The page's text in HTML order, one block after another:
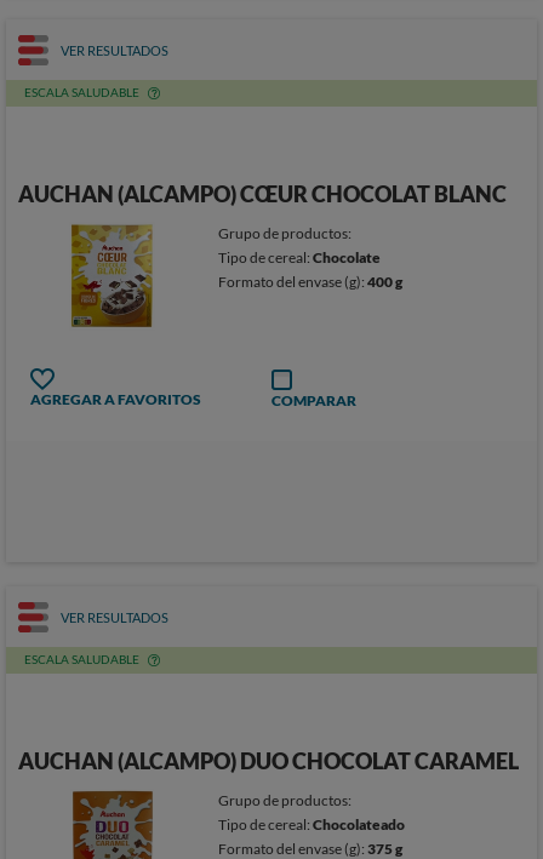
VER RESULTADOS
ESCALA SALUDABLE
AUCHAN (ALCAMPO) CŒUR CHOCOLAT BLANC
Grupo de productos:
Tipo de cereal:Chocolate
Formato del envase (g):400 g
AGREGAR A FAVORITOS COMPARAR
VER RESULTADOS
ESCALA SALUDABLE
AUCHAN (ALCAMPO) DUO CHOCOLAT CARAMEL
Grupo de productos:
Tipo de cereal:Chocolateado
Formato del envase (g):375 g